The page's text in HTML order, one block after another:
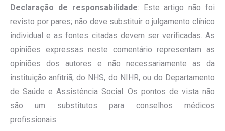
Declaração de responsabilidade: Este artigo não foi
revisto por pares; não deve substituir o julgamento clínico
individual e as fontes citadas devem ser verificadas. As
opiniões expressas neste comentário representam as
opiniões dos autores e não necessariamente as da
instituição anfitriã, do NHS, do NIHR, ou do Departamento
de Saúde e Assistência Social. Os pontos de vista não
são um substitutos para conselhos médicos
profissionais.